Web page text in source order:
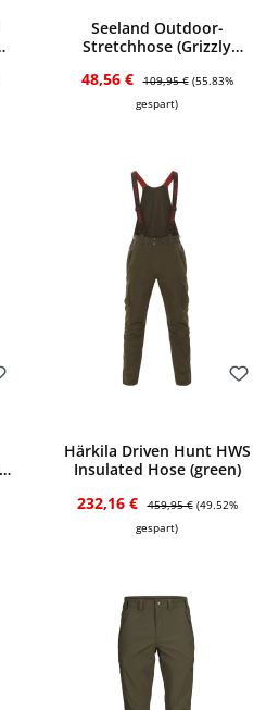
Seeland Outdoor-
Stretchhose (Grizzly
Verkaufspreis:
48,56 € Regulärer Preis:
109,95 € (55.83%
gespart)
Härkila Driven Hunt HWS
Insulated Hose (green)
Verkaufspreis:
232,16 € 459,95 € (49.52%
gespart)